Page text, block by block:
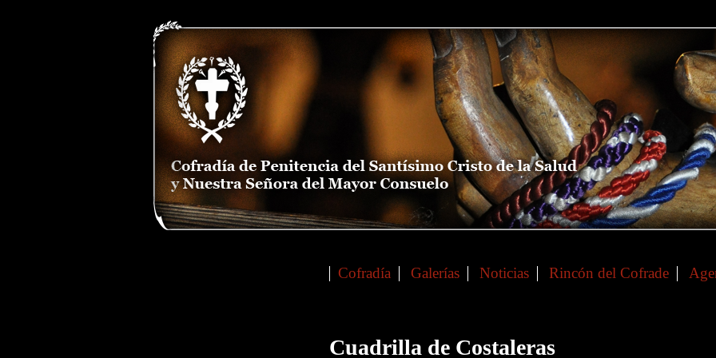
Cuadrilla de Costaleras
Cofradía Galerías Noticias Rincón del Cofrade